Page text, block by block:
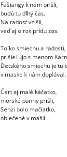
Fašiangy k nám prišli,
budú tu dlhý čas.
Na radosť vzišli,
veď aj o rok prídu zas.
Toľko smiechu a radosti,
prišiel ujo s menom
Detského smiechu je tu
v maske k nám doplával.
Čert aj malé káčatko,
morské panny prišli,
Senzi bolo mačiatko,
oblečené v mašli.